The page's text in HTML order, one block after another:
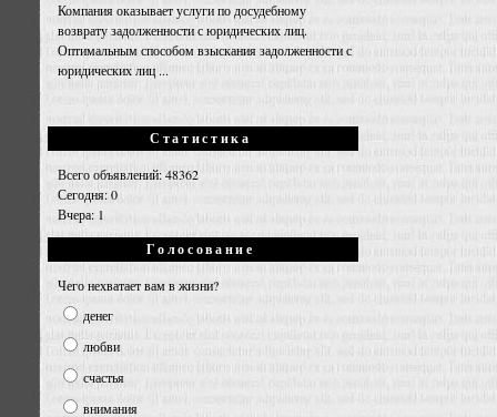
Компания оказывает услуги по досудебному
возврату задолженности с юридических лиц.
Оптимальным способом взыскания задолженности с
юридических лиц ...
Статистика
Всего объявлений: 48362
Сегодня: 0
Вчера: 1
Голосование
Чего нехватает вам в жизни?
денег
любви
счастья
внимания